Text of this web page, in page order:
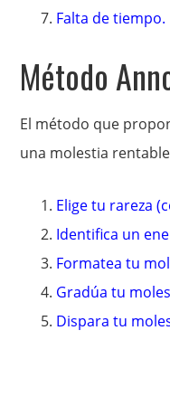
Falta de tiempo.
Método
El método que
una molestia
Elige tu rareza
Identifica un
Formatea tu
Gradúa tu
Dispara tu